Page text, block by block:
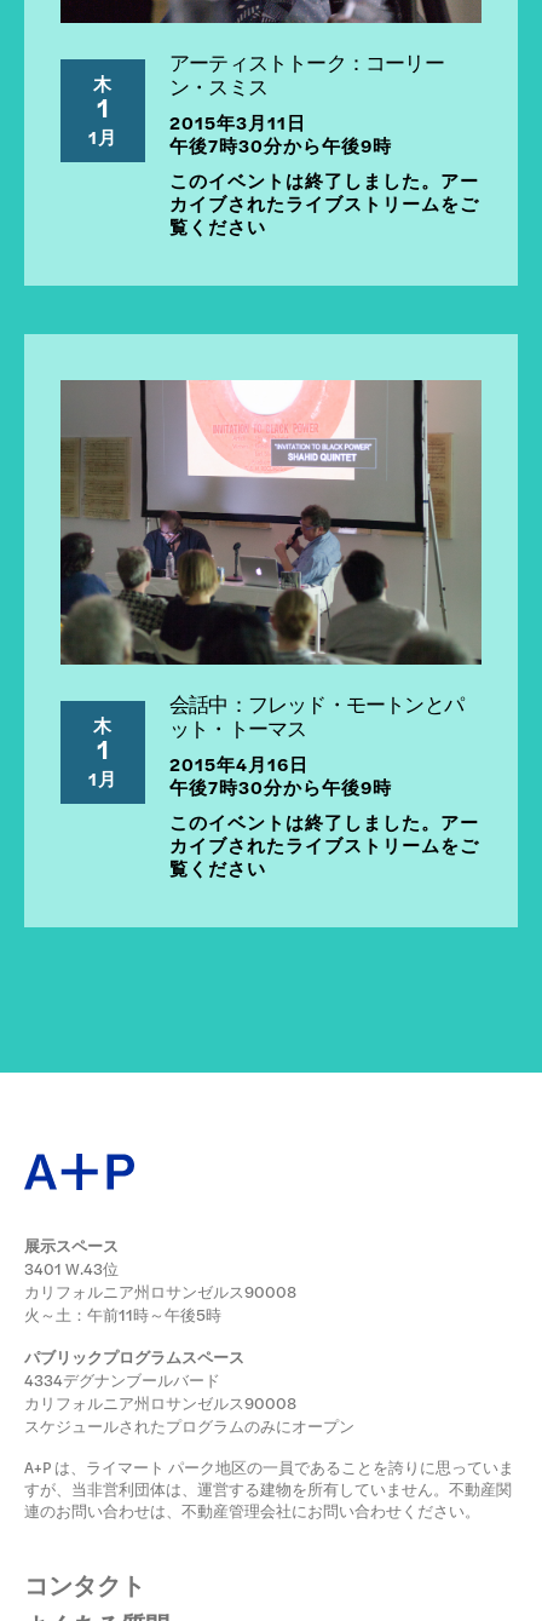
木
1
1月
アーティストトーク：コーリー
ン・スミス
2015年3月11日
午後7時30分から午後9時
このイベントは終了しました。アー
カイブされたライブストリームをご
覧ください
木
1
1月
会話中：フレッド・モートンとパ
ット・トーマス
2015年4月16日
午後7時30分から午後9時
このイベントは終了しました。アー
カイブされたライブストリームをご
覧ください
展示スペース
3401 W.43位
カリフォルニア州ロサンゼルス90008
火～土：午前11時～午後5時
パブリックプログラムスペース
4334デグナンブールバード
カリフォルニア州ロサンゼルス90008
スケジュールされたプログラムのみにオープン
A+P は、ライマート パーク地区の一員であることを誇りに思っていま
すが、当非営利団体は、運営する建物を所有していません。不動産関
連のお問い合わせは、不動産管理会社にお問い合わせください。
コンタクト